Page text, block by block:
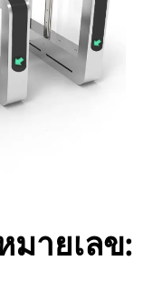
มายเลข: